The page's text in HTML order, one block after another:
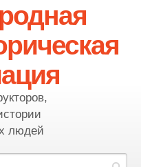
людей